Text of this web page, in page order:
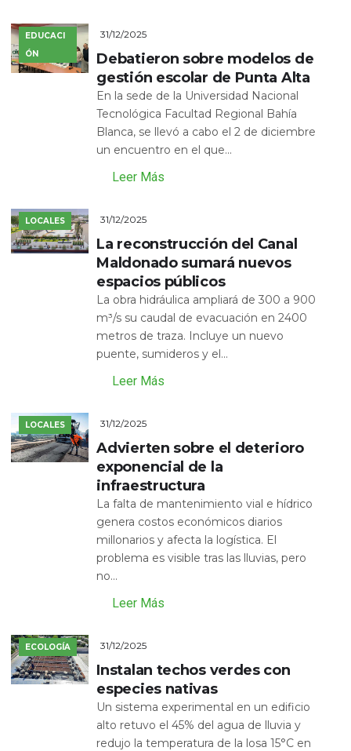
EDUCACI
ÓN
31/12/2025
Debatieron sobre modelos de
gestión escolar de Punta Alta
En la sede de la Universidad Nacional
Tecnológica Facultad Regional Bahía
Blanca, se llevó a cabo el 2 de diciembre
un encuentro en el que...
Leer Más
LOCALES 31/12/2025
La reconstrucción del Canal
Maldonado sumará nuevos
espacios públicos
La obra hidráulica ampliará de 300 a 900
m³/s su caudal de evacuación en 2400
metros de traza. Incluye un nuevo
puente, sumideros y el...
Leer Más
LOCALES 31/12/2025
Advierten sobre el deterioro
exponencial de la
infraestructura
La falta de mantenimiento vial e hídrico
genera costos económicos diarios
millonarios y afecta la logística. El
problema es visible tras las lluvias, pero
no...
Leer Más
ECOLOGÍA 31/12/2025
Instalan techos verdes con
especies nativas
Un sistema experimental en un edificio
alto retuvo el 45% del agua de lluvia y
redujo la temperatura de la losa 15°C en